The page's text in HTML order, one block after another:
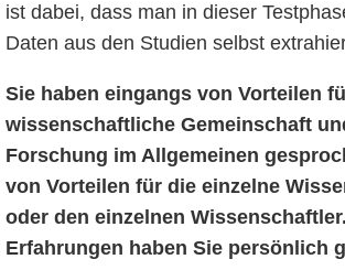
ist dabei, dass man in dieser
Daten aus den Studien selbst
Sie haben eingangs von Vorteilen
wissenschaftliche Gemeinschaft
Forschung im Allgemeinen
von Vorteilen für die einzelne
oder den einzelnen
Erfahrungen haben Sie persönlich